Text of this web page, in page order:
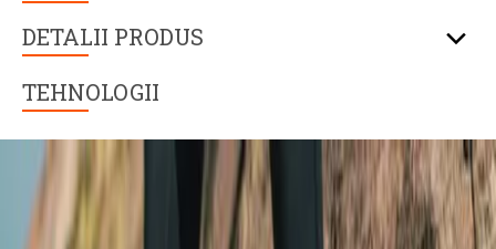
DETALII PRODUS
TEHNOLOGII